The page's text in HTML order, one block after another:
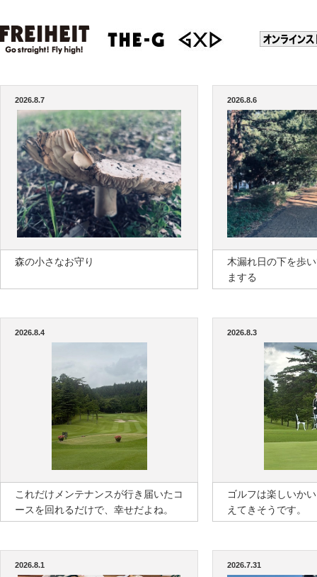
2026.8.7
森の小さなお守り
2026.8.6
木漏れ日の下を歩
まする
2026.8.4
これだけメンテナンスが行き届いたコ
ースを回れるだけで、幸せだよね。
2026.8.3
ゴルフは楽しいか
えてきそうです。
2026.8.1 2026.7.31